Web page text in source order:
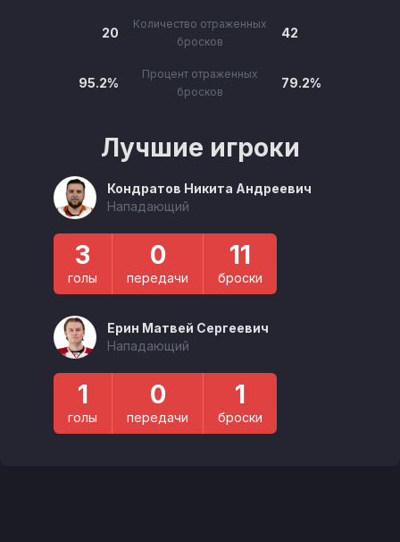
20
Количество отраженных
бросков
42
95.2%
Процент отраженных
бросков
79.2%
Лучшие игроки
Кондратов Никита Андреевич
Нападающий
3
голы
0
передачи
11
броски
Ерин Матвей Сергеевич
Нападающий
1
голы
0
передачи
1
броски